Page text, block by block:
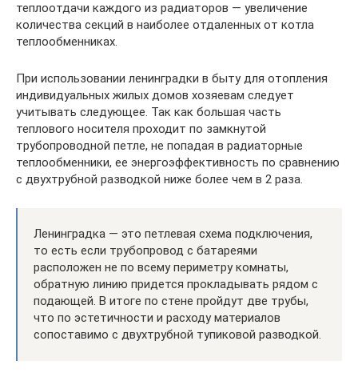
теплоотдачи каждого из радиаторов — увеличение
количества секций в наиболее отдаленных от котла
теплообменниках.
При использовании ленинградки в быту для отопления
индивидуальных жилых домов хозяевам следует
учитывать следующее. Так как большая часть
теплового носителя проходит по замкнутой
трубопроводной петле, не попадая в радиаторные
теплообменники, ее энергоэффективность по сравнению
с двухтрубной разводкой ниже более чем в 2 раза.
Ленинградка — это петлевая схема подключения,
то есть если трубопровод с батареями
расположен не по всему периметру комнаты,
обратную линию придется прокладывать рядом с
подающей. В итоге по стене пройдут две трубы,
что по эстетичности и расходу материалов
сопоставимо с двухтрубной тупиковой разводкой.